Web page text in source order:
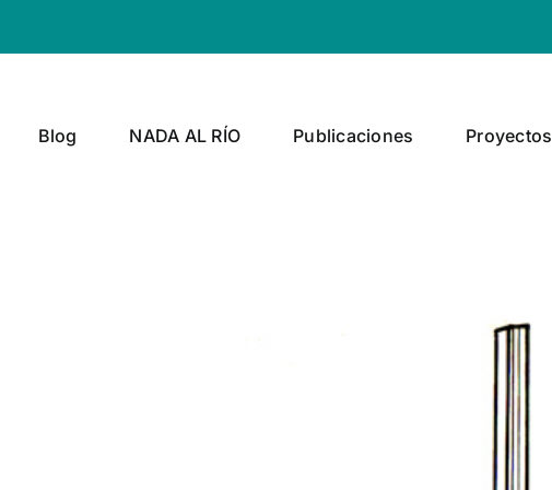
Blog NADA AL RÍO Publicaciones Proyectos